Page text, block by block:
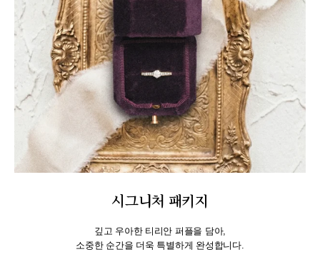
시그니처 패키지
깊고 우아한 티리안 퍼플을 담아,
소중한 순간을 더욱 특별하게 완성합니다.